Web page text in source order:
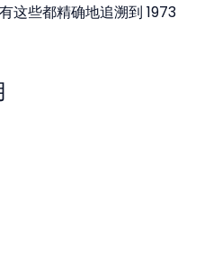
这些都精确地追溯到 1973